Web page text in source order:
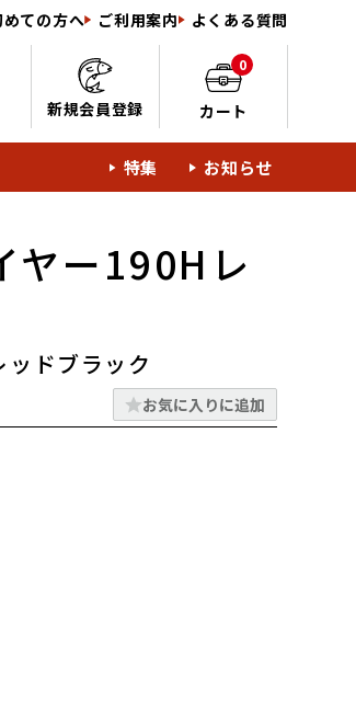
めての方へ ご利用案内 よくある質問
新規会員登録
0
カート
特集 お知らせ
ヤー190Hレ
ドブラック
お気に入りに追加